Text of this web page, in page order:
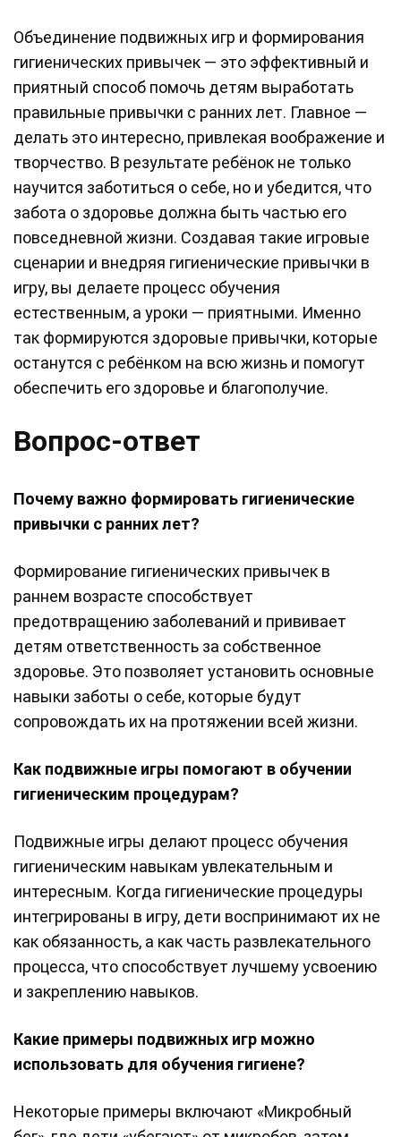
Объединение подвижных игр и формирования
гигиенических привычек — это эффективный и
приятный способ помочь детям выработать
правильные привычки с ранних лет. Главное —
делать это интересно, привлекая воображение и
творчество. В результате ребёнок не только
научится заботиться о себе, но и убедится, что
забота о здоровье должна быть частью его
повседневной жизни. Создавая такие игровые
сценарии и внедряя гигиенические привычки в
игру, вы делаете процесс обучения
естественным, а уроки — приятными. Именно
так формируются здоровые привычки, которые
останутся с ребёнком на всю жизнь и помогут
обеспечить его здоровье и благополучие.
Вопрос-ответ
Почему важно формировать гигиенические
привычки с ранних лет?
Формирование гигиенических привычек в
раннем возрасте способствует
предотвращению заболеваний и прививает
детям ответственность за собственное
здоровье. Это позволяет установить основные
навыки заботы о себе, которые будут
сопровождать их на протяжении всей жизни.
Как подвижные игры помогают в обучении
гигиеническим процедурам?
Подвижные игры делают процесс обучения
гигиеническим навыкам увлекательным и
интересным. Когда гигиенические процедуры
интегрированы в игру, дети воспринимают их не
как обязанность, а как часть развлекательного
процесса, что способствует лучшему усвоению
и закреплению навыков.
Какие примеры подвижных игр можно
использовать для обучения гигиене?
Некоторые примеры включают «Микробный